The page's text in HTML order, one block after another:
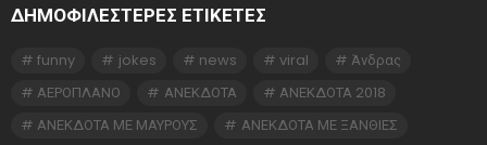
ΔΗΜΟΦΙΛΕΣΤΕΡΕΣ ΕΤΙΚΈΤΕΣ
funny jokes news viral
Άνδρας
ΑΕΡΟΠΛΑΝΟ
ΑΝΕΚΔΟΤΑ
ΑΝΕΚΔΟΤΑ 2018
ΑΝΕΚΔΟΤΑ ΜΕ ΜΑΥΡΟΥΣ
ΑΝΕΚΔΟΤΑ ΜΕ ΞΑΝΘΙΕΣ